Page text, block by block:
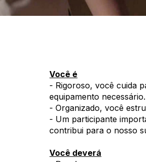
Você é
- Rigoroso, você cuida
equipamento necessário.
- Organizado, você
- Um participante
contribui para o nosso
Você deverá